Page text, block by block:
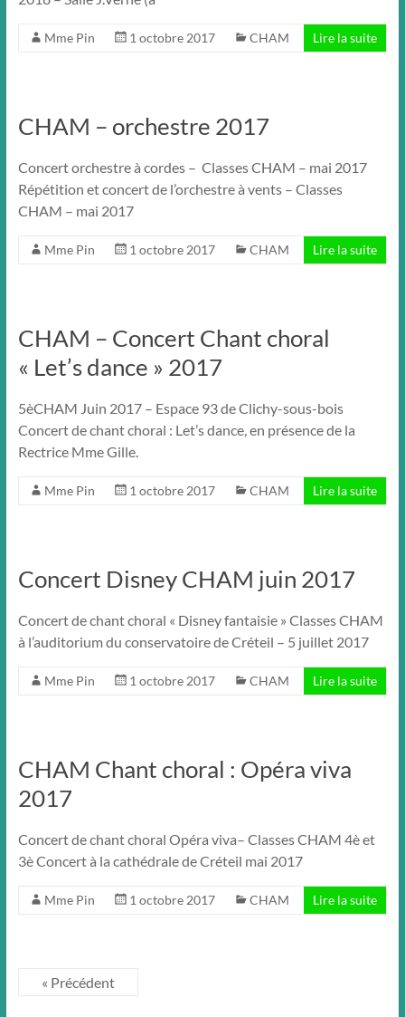
Mme Pin 1 octobre 2017 CHAM Lire la suite
CHAM – orchestre 2017
Concert orchestre à cordes – Classes CHAM – mai 2017
Répétition et concert de l’orchestre à vents – Classes
CHAM – mai 2017
Mme Pin 1 octobre 2017 CHAM Lire la suite
CHAM – Concert Chant choral
« Let’s dance » 2017
5èCHAM Juin 2017 – Espace 93 de Clichy-sous-bois
Concert de chant choral : Let’s dance, en présence de la
Rectrice Mme Gille.
Mme Pin 1 octobre 2017 CHAM Lire la suite
Concert Disney CHAM juin 2017
Concert de chant choral « Disney fantaisie » Classes CHAM
à l’auditorium du conservatoire de Créteil – 5 juillet 2017
Mme Pin 1 octobre 2017 CHAM Lire la suite
CHAM Chant choral : Opéra viva
2017
Concert de chant choral Opéra viva– Classes CHAM 4è et
3è Concert à la cathédrale de Créteil mai 2017
Mme Pin 1 octobre 2017 CHAM Lire la suite
« Précédent